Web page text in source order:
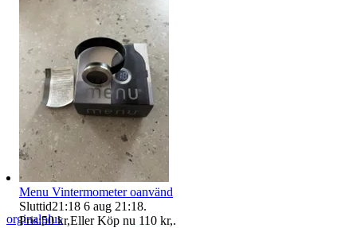
orginalplus
Menu Vintermometer oanvänd
Sluttid21:18 6 aug 21:18.
Pris:50 kr,Eller Köp nu 110 kr,.